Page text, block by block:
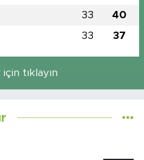
33 40
33 37
tıklayın